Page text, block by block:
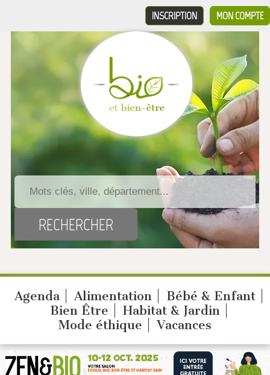
MON COMPTE
INSCRIPTION
Agenda Alimentation
Bébé & Enfant
Bien Être
Habitat & Jardin
Mode éthique
Vacances